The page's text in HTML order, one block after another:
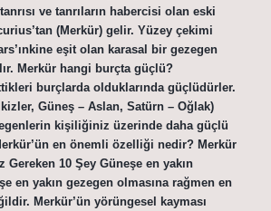
ve tanrıların habercisi olan eski
(Merkür) gelir. Yüzey çekimi
eşit olan karasal bir gezegen
Merkür hangi burçta güçlü?
burçlarda olduklarında güçlüdürler.
Güneş – Aslan, Satürn – Oğlak)
kişiliğiniz üzerinde daha güçlü
en önemli özelliği nedir? Merkür
Gereken 10 Şey Güneşe en yakın
en yakın gezegen olmasına rağmen en
Merkür’ün yörüngesel kayması